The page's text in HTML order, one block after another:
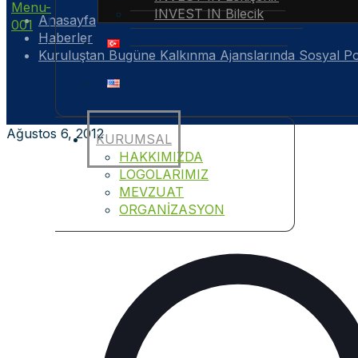
INVEST IN Bilecik
KURUMSAL
HAKKIMIZDA
LOGOLARIMIZ
MEVZUAT
ORGANİZASYON
Anasayfa
Haberler
Kuruluştan Bugüne Kalkınma Ajanslarında Sosyal
Ağustos 6, 2012